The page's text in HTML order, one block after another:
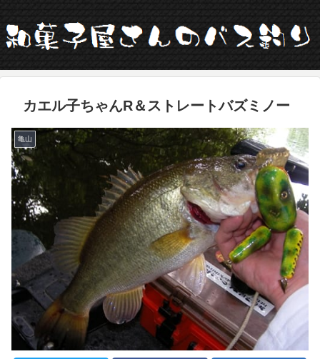
カエル子ちゃんR＆ストレートバズミノー
亀山